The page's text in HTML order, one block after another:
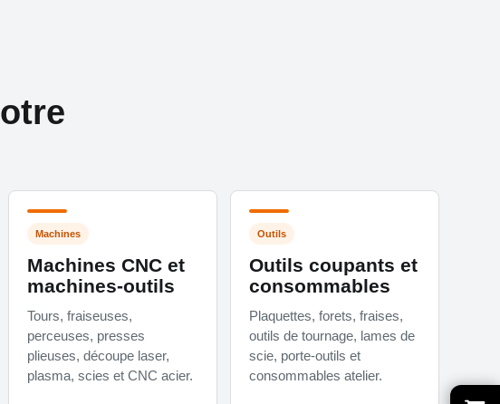
Machines
Machines CNC et
machines-outils
Tours, fraiseuses,
perceuses, presses
plieuses, découpe laser,
plasma, scies et CNC acier.
Outils
Outils coupants et
consommables
Plaquettes, forets, fraises,
outils de tournage, lames de
scie, porte-outils et
consommables atelier.